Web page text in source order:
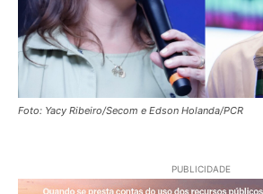
Foto: Yacy Ribeiro/Secom e Edson Holanda/PCR
PUBLICIDADE